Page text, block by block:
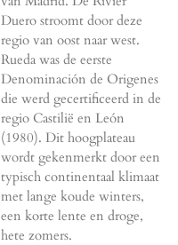
Duero stroomt door deze
regio van oost naar west.
Rueda was de eerste
Denominación de Origenes
die werd gecertificeerd in de
regio Castilië en León
(1980). Dit hoogplateau
wordt gekenmerkt door een
typisch continentaal klimaat
met lange koude winters,
een korte lente en droge,
hete zomers.